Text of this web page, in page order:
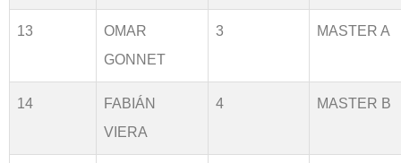
13
OMAR
GONNET
3 MASTER A
14
FABIÁN
VIERA
4 MASTER B